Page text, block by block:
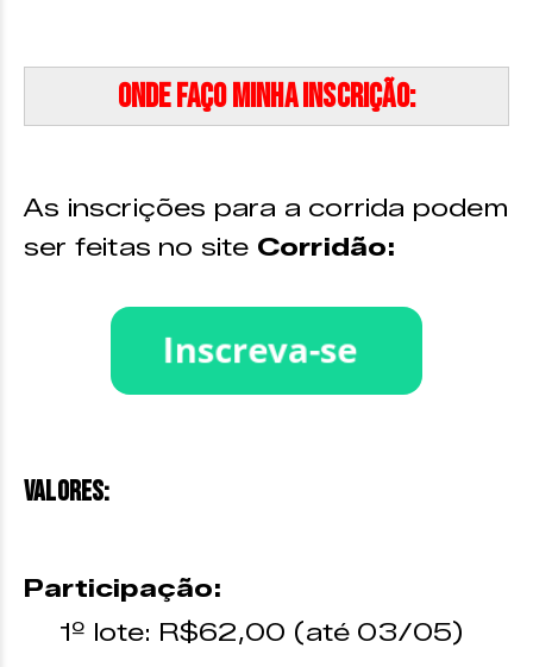
Onde faço minha inscrição:
As inscrições para a corrida podem
ser feitas no site Corridão:
VALORES:
Participação:
1º lote: R$62,00 (até 03/05)